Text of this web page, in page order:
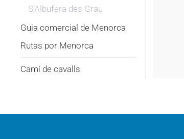
S'Albufera des Grau
Guia comercial de Menorca
Rutas por Menorca
Camí de cavalls